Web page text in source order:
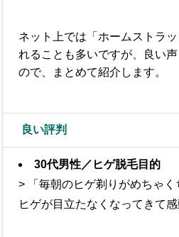
ネット上では「ホームストラ
れることも多いですが、良い
ので、まとめて紹介します。
良い評判
30代男性／ヒゲ脱毛目的
> 「毎朝のヒゲ剃りがめちゃ
ヒゲが目立たなくなってきて感